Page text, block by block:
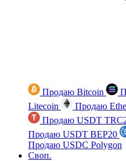
Продаю Bitcoin
Litecoin
Продаю
Продаю USDT
Продаю USDT BEP20
Продаю USDC Polygon
Своп.